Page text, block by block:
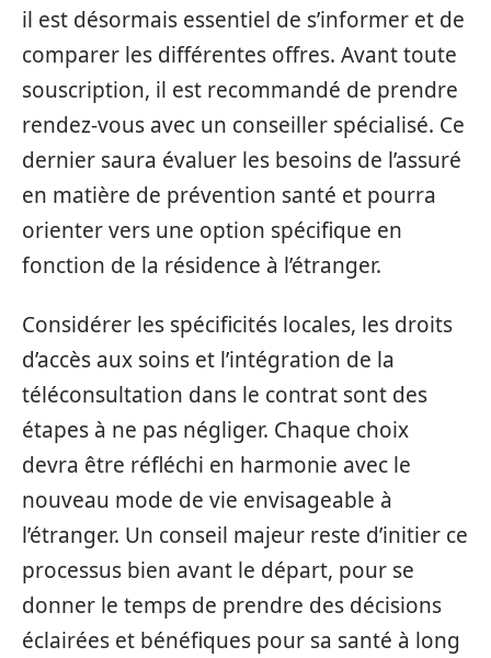
il est désormais essentiel de s’informer et de
comparer les différentes offres. Avant toute
souscription, il est recommandé de prendre
rendez-vous avec un conseiller spécialisé. Ce
dernier saura évaluer les besoins de l’assuré
en matière de prévention santé et pourra
orienter vers une option spécifique en
fonction de la résidence à l’étranger.
Considérer les spécificités locales, les droits
d’accès aux soins et l’intégration de la
téléconsultation dans le contrat sont des
étapes à ne pas négliger. Chaque choix
devra être réfléchi en harmonie avec le
nouveau mode de vie envisageable à
l’étranger. Un conseil majeur reste d’initier ce
processus bien avant le départ, pour se
donner le temps de prendre des décisions
éclairées et bénéfiques pour sa santé à long